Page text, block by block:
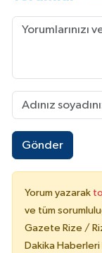
Gönder
Yorum yazarak
ve tüm
Gazete Rize /
Dakika